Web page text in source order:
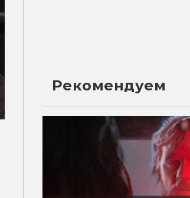
Рекомендуем